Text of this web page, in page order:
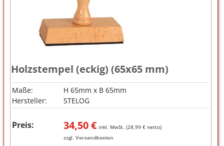
Holzstempel (eckig) (65x65 mm)
Maße:
H 65mm x B 65mm
Hersteller:
STELOG
Preis: 34,50€ inkl. MwSt. (28,99€ netto)
zzgl. Versandkosten